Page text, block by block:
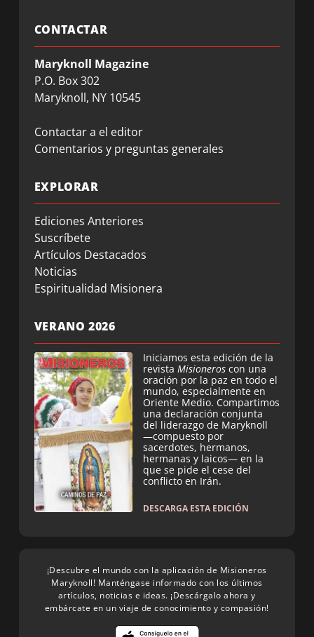
CONTACTAR
Maryknoll Magazine
P.O. Box 302
Maryknoll, NY 10545
Contactar a el editor
Comentarios y preguntas generales
EXPLORAR
Ediciones Anteriores
Suscríbete
Artículos Destacados
Noticias
Espiritualidad Misionera
VERANO 2026
Iniciamos esta edición de la
revista Misioneros con una
oración por la paz en todo el
mundo, especialmente en
Oriente Medio. Compartimos
una declaración conjunta
del liderazgo de Maryknoll
—compuesto por
sacerdotes, hermanos,
hermanas y laicos— en la
que se pide el cese del
conflicto en Irán.
DESCARGA ESTA EDICIÓN
¡Descubre el mundo con la aplicación de Misioneros
Maryknoll! Manténgase informado con los últimos
artículos, noticias e ideas. ¡Descárgalo ahora y
embárcate en un viaje de conocimiento y compasión!